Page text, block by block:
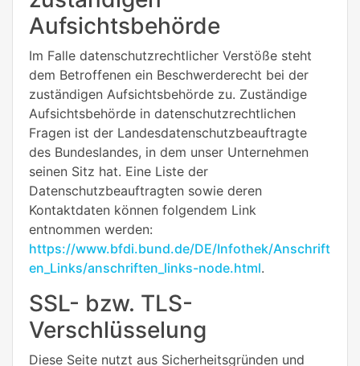
Aufsichtsbehörde
Im Falle datenschutzrechtlicher Verstöße steht
dem Betroffenen ein Beschwerderecht bei der
zuständigen Aufsichtsbehörde zu. Zuständige
Aufsichtsbehörde in datenschutzrechtlichen
Fragen ist der Landesdatenschutzbeauftragte
des Bundeslandes, in dem unser Unternehmen
seinen Sitz hat. Eine Liste der
Datenschutzbeauftragten sowie deren
Kontaktdaten können folgendem Link
entnommen werden:
https://www.bfdi.bund.de/DE/Infothek/Anschrift
en_Links/anschriften_links-node.html.
SSL- bzw. TLS-
Verschlüsselung
Diese Seite nutzt aus Sicherheitsgründen und